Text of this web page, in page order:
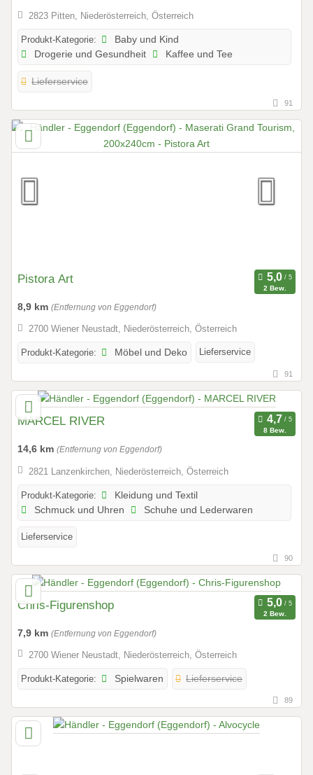
2823 Pitten, Niederösterreich, Österreich
Produkt-Kategorie:
Baby und Kind
Drogerie und Gesundheit
Kaffee und Tee
Lieferservice
91
Pistora Art
2 Bew.
8,9 km (Entfernung von Eggendorf)
2700 Wiener Neustadt, Niederösterreich, Österreich
Produkt-Kategorie: Möbel und Deko Lieferservice
91
MARCEL RIVER
8 Bew.
14,6 km (Entfernung von Eggendorf)
2821 Lanzenkirchen, Niederösterreich, Österreich
Produkt-Kategorie:
Kleidung und Textil
Schmuck und Uhren
Schuhe und Lederwaren
Lieferservice
90
Chris-Figurenshop
2 Bew.
7,9 km (Entfernung von Eggendorf)
2700 Wiener Neustadt, Niederösterreich, Österreich
Produkt-Kategorie: Spielwaren Lieferservice
89